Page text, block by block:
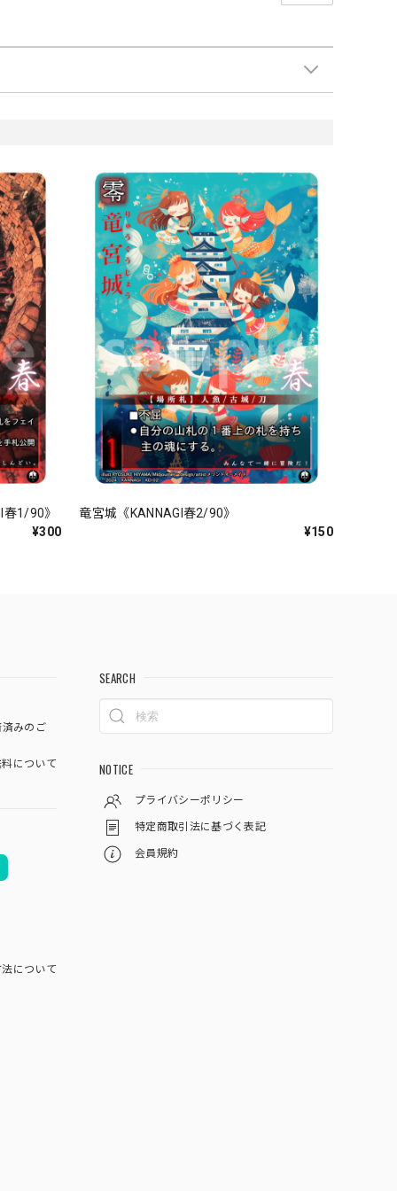
1/90》
¥300
竜宮城《KANNAGI春2/90》
¥150
みのご
について
について
SEARCH
NOTICE
プライバシーポリシー
特定商取引法に基づく表記
会員規約